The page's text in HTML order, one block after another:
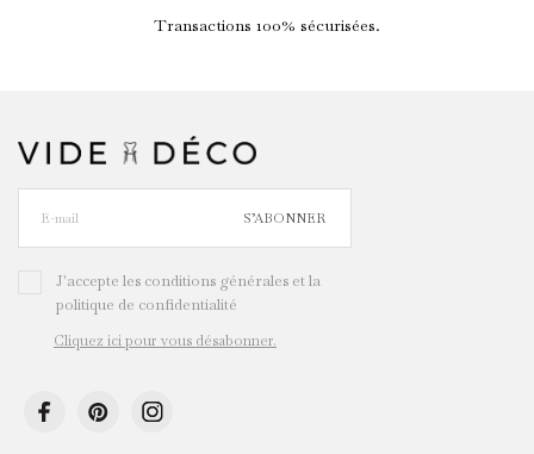
Transactions 100% sécurisées.
S’ABONNER
J'accepte les conditions générales et la
politique de confidentialité
Cliquez ici pour vous désabonner.